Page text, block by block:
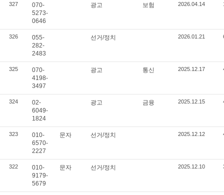
327
070-
5273-
0646
광고 보험 2026.04.14
326
055-
282-
2483
선거/정치 2026.01.21
325
070-
4198-
3497
광고 통신 2025.12.17
324
02-
6049-
1824
광고 금융 2025.12.15
323
010-
6570-
2227
문자 선거/정치 2025.12.12
322
010-
9179-
5679
문자 선거/정치 2025.12.10